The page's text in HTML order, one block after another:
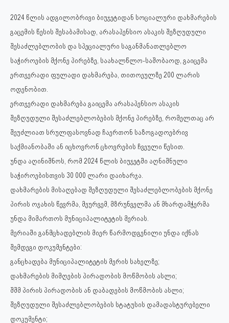
2024 წლის ადგილობრივი ბიუჯეტიდან სოციალური დახმარების
გაცემის წესის შესაბამისად, არასაპენსიო ასაკის შეზღუდული
შესაძლებლობის და სპეციალური საგანმანათლებლო
საჭიროების მქონე პირებზე, საახალწლო-საშობაოდ, გაიცემა
ერთჯერადი ფულადი დახმარება, თითოეულზე 200 ლარის
ოდენობით.
ერთჯერადი დახმარება გაიცემა არასაპენსიო ასაკის
შეზღუდული შესაძლებლობების მქონე პირებზე, რომელთაც არ
შეუძლიათ სრულფასოვნად ჩაერთონ საზოგადოებრივ
საქმიანობაში ან იცხოვრონ ცხოვრების ჩვეული წესით.
უნდა აღინიშნოს, რომ 2024 წლის ბიუჯეტში აღნიშნული
საჭიროებისთვის 30 000 ლარი დაიხარჯა.
დახმარების მისაღებად შეზღუდული შესაძლებლობების მქონე
პირის ოჯახის წევრმა, მეურვემ, მზრუნველმა ან მხარდამჭერმა
უნდა მიმართოს მუნიციპალიტეტის მერიას.
მერიაში განმცხადებლის მიერ წარმოდგენილი უნდა იქნას
შემდეგი დოკუმენტები:
განცხადება მუნიციპალიტეტის მერის სახელზე;
დახმარების მიმღების პირადობის მოწმობის ასლი;
შშმ პირის პირადობის ან დაბადების მოწმობის ასლი;
შეზღუდული შესაძლებლობების სტატუსის დამადასტურებელი
დოკუმენტი;